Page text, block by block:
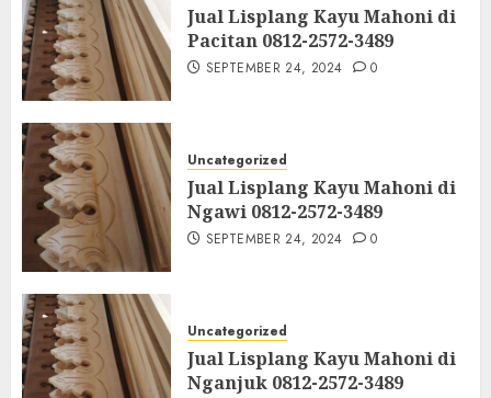
Jual Lisplang Kayu Mahoni di
Pacitan 0812-2572-3489
SEPTEMBER 24, 2024 0
Uncategorized
Jual Lisplang Kayu Mahoni di
Ngawi 0812-2572-3489
SEPTEMBER 24, 2024 0
Uncategorized
Jual Lisplang Kayu Mahoni di
Nganjuk 0812-2572-3489